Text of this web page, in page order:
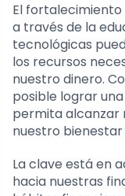
El
a través de la
tecnológicas
los recursos
nuestro dinero.
posible lograr
permita alcanzar
nuestro
La clave está en
hacia nuestras